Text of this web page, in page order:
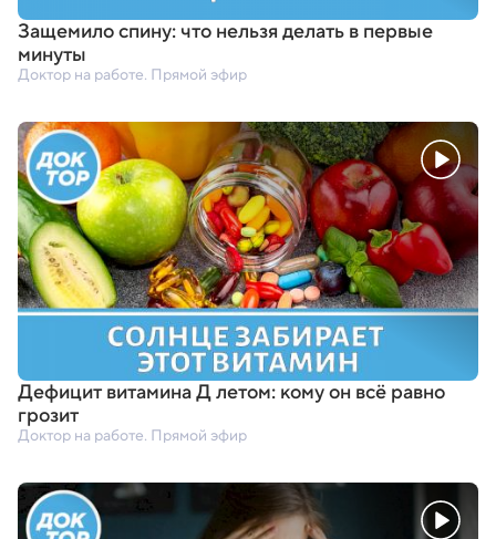
Защемило спину: что нельзя делать в первые
минуты
Доктор на работе. Прямой эфир
Дефицит витамина Д летом: кому он всё равно
грозит
Доктор на работе. Прямой эфир